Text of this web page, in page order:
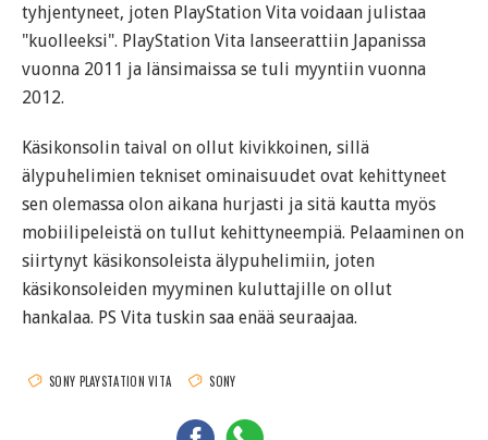
tyhjentyneet, joten PlayStation Vita voidaan julistaa
"kuolleeksi". PlayStation Vita lanseerattiin Japanissa
vuonna 2011 ja länsimaissa se tuli myyntiin vuonna
2012.
Käsikonsolin taival on ollut kivikkoinen, sillä
älypuhelimien tekniset ominaisuudet ovat kehittyneet
sen olemassa olon aikana hurjasti ja sitä kautta myös
mobiilipeleistä on tullut kehittyneempiä. Pelaaminen on
siirtynyt käsikonsoleista älypuhelimiin, joten
käsikonsoleiden myyminen kuluttajille on ollut
hankalaa. PS Vita tuskin saa enää seuraajaa.
SONY PLAYSTATION VITA SONY